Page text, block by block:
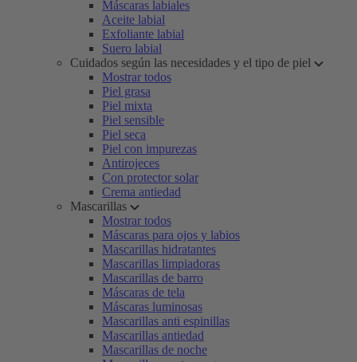
Máscaras labiales
Aceite labial
Exfoliante labial
Suero labial
Cuidados según las necesidades y el tipo de piel
Mostrar todos
Piel grasa
Piel mixta
Piel sensible
Piel seca
Piel con impurezas
Antirojeces
Con protector solar
Crema antiedad
Mascarillas
Mostrar todos
Máscaras para ojos y labios
Mascarillas hidratantes
Mascarillas limpiadoras
Mascarillas de barro
Máscaras de tela
Máscaras luminosas
Mascarillas anti espinillas
Mascarillas antiedad
Mascarillas de noche